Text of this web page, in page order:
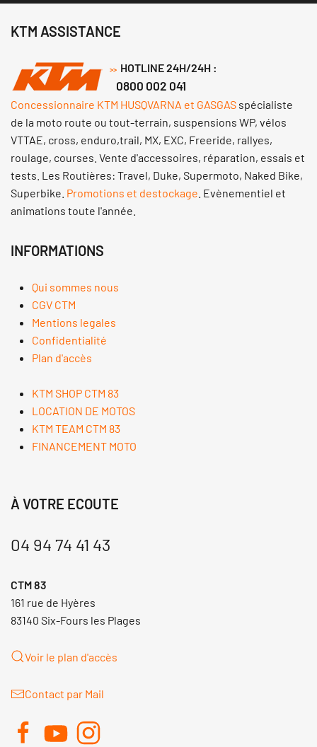
KTM ASSISTANCE
>> HOTLINE 24H/24H :
0800 002 041
Concessionnaire KTM HUSQVARNA et GASGAS spécialiste
de la moto route ou tout-terrain, suspensions WP, vélos
VTTAE, cross, enduro,trail, MX, EXC, Freeride, rallyes,
roulage, courses. Vente d'accessoires, réparation, essais et
tests. Les Routières: Travel, Duke, Supermoto, Naked Bike,
Superbike. Promotions et destockage . Evènementiel et
animations toute l'année.
INFORMATIONS
Qui sommes nous
CGV CTM
Mentions legales
Confidentialité
Plan d'accès
KTM SHOP CTM 83
LOCATION DE MOTOS
KTM TEAM CTM 83
FINANCEMENT MOTO
À VOTRE ECOUTE
04 94 74 41 43
CTM 83
161 rue de Hyères
83140 Six-Fours les Plages
Voir le plan d'accès
Contact par Mail